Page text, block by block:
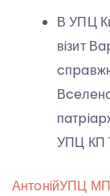
В УПЦ
вiзит
УПЦ КП
АнтoнiйУПЦ МП